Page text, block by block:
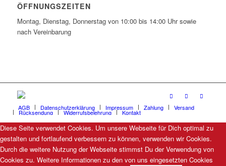
ÖFFNUNGSZEITEN
Montag, Dienstag, Donnerstag von 10:00 bis 14:00 Uhr sowie
nach Vereinbarung
AGB Datenschutzerklärung Impressum Zahlung Versand
Rücksendung Widerrufsbelehrung Kontakt
Diese Seite verwendet Cookies. Um unsere Webseite für Dich optimal zu
gestalten und fortlaufend verbessern zu können, verwenden wir Cookies.
Durch die weitere Nutzung der Webseite stimmst Du der Verwendung von
Cookies zu. Weitere Informationen zu den von uns eingesetzten Cookies